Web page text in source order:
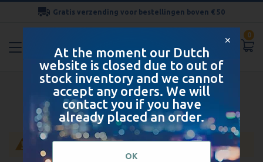
At the moment our Dutch
website is closed due to out of
stock inventory and we cannot
accept any orders. We will
contact you if you have
already placed an order.
OK
✕
0
Gratis verzending voor bestellingen boven € 50
de
98% katoenen sokken voor heren
Geen producten gevonden voor deze selectie.